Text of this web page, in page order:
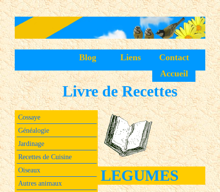
Contact
Liens
Blog
Accueil
Cossaye
Généalogie
Jardinage
Recettes de Cuisine
Oiseaux
Autres animaux
Livre de Recettes
LEGUMES